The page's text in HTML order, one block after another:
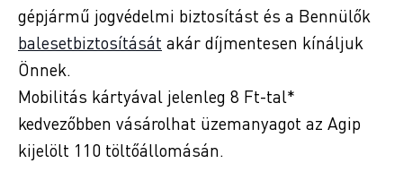
gépjármű jogvédelmi biztosítást és a Bennülők
balesetbiztosítását akár díjmentesen kínáljuk
Önnek.
Mobilitás kártyával jelenleg 8 Ft-tal*
kedvezőbben vásárolhat üzemanyagot az Agip
kijelölt 110 töltőállomásán.